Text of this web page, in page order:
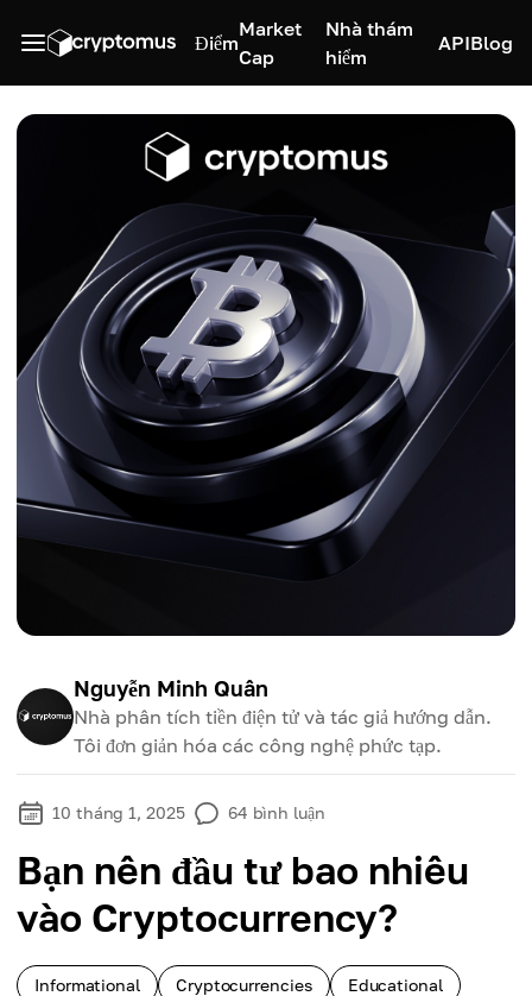
Điểm
Market
Cap
Nhà thám
hiểm
APIBlog
Nguyễn Minh Quân
Nhà phân tích tiền điện tử và tác giả hướng dẫn.
Tôi đơn giản hóa các công nghệ phức tạp.
10 tháng 1, 2025 64 bình luận
Bạn nên đầu tư bao nhiêu
vào Cryptocurrency?
Informational Cryptocurrencies Educational